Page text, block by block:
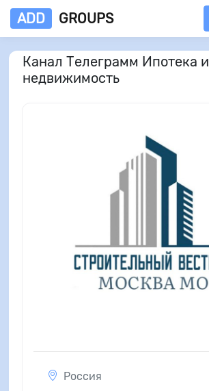
ADD GROUPS
Канал Телеграмм Ипотека и
недвижимость
Россия